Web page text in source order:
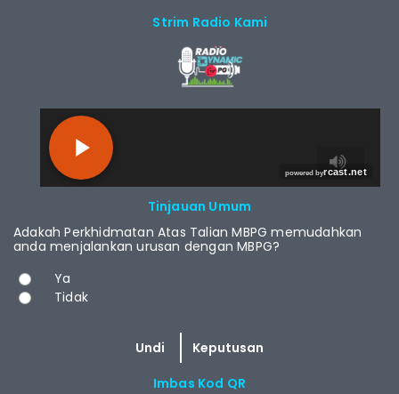
Strim Radio Kami
Tinjauan Umum
Adakah Perkhidmatan Atas Talian MBPG memudahkan
anda menjalankan urusan dengan MBPG?
Pilihan
Ya
Tidak
Imbas Kod QR